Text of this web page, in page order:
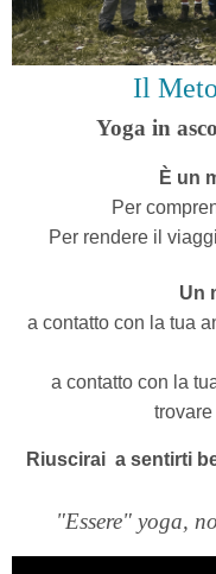
Il
Yoga in
È un
Per
Per rendere il
Un
a contatto con la tua
a contatto con la
trovare
Riuscirai a sentirti
"Essere" yoga,